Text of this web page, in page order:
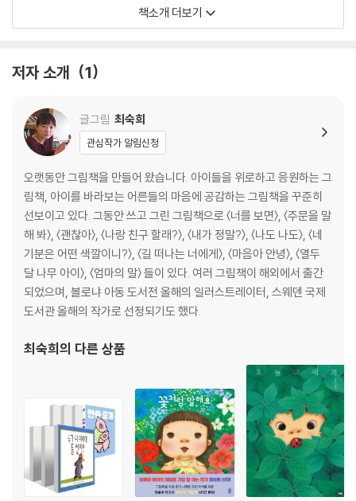
넌 그저 재미있게 놀고 싶었을 뿐인데 말이야. 엄마가 불같이 화를 내고 심
한 말을 퍼부어서 많이 무서웠지? 넌 엄마를 몹시 사랑하는데 엄마는 널 미
로 화가 나는 걸 잘 참지 못할 뿐이야. 네가 믿는 것처럼, 네 엄마는 널 몹시
'엄마가 화났다' 영상보기*클릭*
책소개 더보기
저자 소개 1
글그림 최숙희
관심작가 알림신청
오랫동안 그림책을 만들어 왔습니다. 아이들을 위로하고 응원하는 그
림책, 아이를 바라보는 어른들의 마음에 공감하는 그림책을 꾸준히
선보이고 있다. 그동안 쓰고 그린 그림책으로 〈너를 보면〉, 〈주문을 말
해 봐〉, 〈괜찮아〉, 〈나랑 친구 할래?〉, 〈내가 정말?〉, 〈나도 나도〉, 〈네
기분은 어떤 색깔이니?〉, 〈길 떠나는 너에게〉, 〈마음아 안녕〉, 〈열두
달 나무 아이〉, 〈엄마의 말〉 들이 있다. 여러 그림책이 해외에서 출간
되었으며, 볼로냐 아동 도서전 올해의 일러스트레이터, 스웨덴 국제
도서관 올해의 작가로 선정되기도 했다.
최숙희의 다른 상품